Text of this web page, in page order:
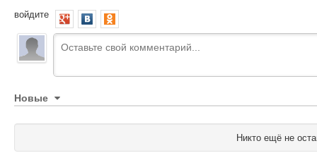
войдите
Новые
Никто ещё не